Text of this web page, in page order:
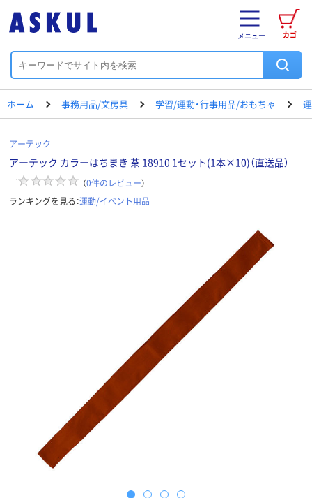
カゴ
メニュー
ホーム 事務用品/文房具 学習/運動・行事用品/おもちゃ
アーテック
アーテック カラーはちまき 茶 18910 1セット(1本×10)（直送品）
（0件のレビュー）
ランキングを見る：運動/イベント用品